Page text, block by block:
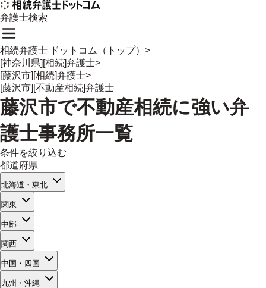
弁護士検索
相続弁護士 ドットコム（トップ） >
[神奈川県][相続]弁護士>
[藤沢市][相続]弁護士>
[藤沢市][不動産相続]弁護士
藤沢市で不動産相続に強い弁
護士事務所一覧
条件を絞り込む
都道府県
北海道・東北
関東
中部
関西
中国・四国
九州・沖縄